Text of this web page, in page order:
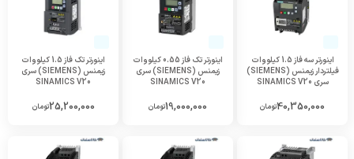
اینورتر سه فاز 1.5 کیلووات
فیلتردار زیمنس (SIEMENS)
سری SINAMICS V20
40,350,000تومان
اینورتر تک فاز 0.55 کیلووات
زیمنس (SIEMENS) سری
SINAMICS V20
19,000,000تومان
اینورتر تک فاز 1.5 کیلووات
زیمنس (SIEMENS) سری
SINAMICS V20
25,200,000تومان